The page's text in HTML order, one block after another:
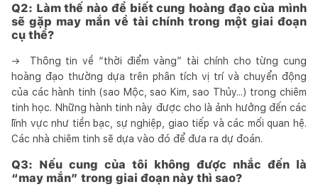
Q2: Làm thế nào để biết cung hoàng đạo của mình
sẽ gặp may mắn về tài chính trong một giai đoạn
cụ thể?
→ Thông tin về “thời điểm vàng” tài chính cho từng cung
hoàng đạo thường dựa trên phân tích vị trí và chuyển động
của các hành tinh (sao Mộc, sao Kim, sao Thủy...) trong chiêm
tinh học. Những hành tinh này được cho là ảnh hưởng đến các
lĩnh vực như tiền bạc, sự nghiệp, giao tiếp và các mối quan hệ.
Các nhà chiêm tinh sẽ dựa vào đó để đưa ra dự đoán.
Q3: Nếu cung của tôi không được nhắc đến là
“may mắn” trong giai đoạn này thì sao?